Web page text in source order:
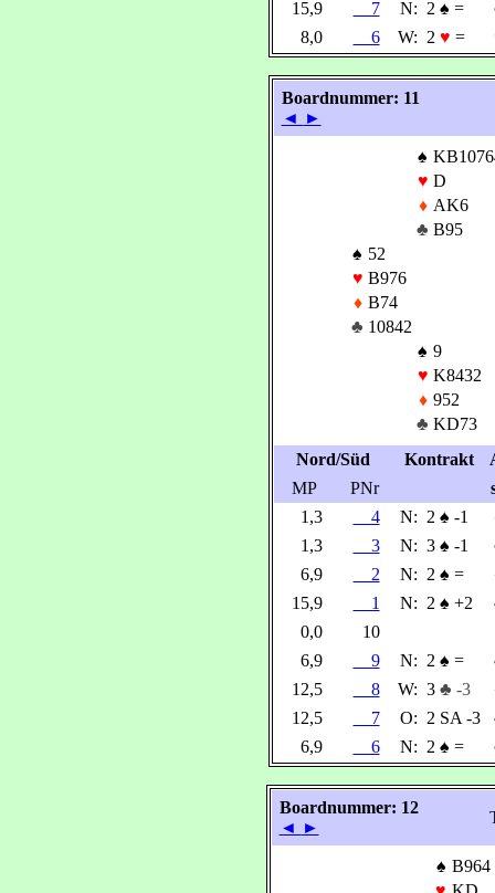
15,9
7 N: 2 ♠ =
8,0
6 W: 2 ♥ =
Boardnummer: 11
◄ ►
♠
♥ D
♦ AK6
♣ B95
♠ 52
♥ B976
♦ B74
♣ 10842
♠ 9
♥ K8432
♦ 952
♣ KD73
Nord/Süd
Kontrakt
MP
PNr
1,3
4 N: 2 ♠ -1
1,3
3 N: 3 ♠ -1
6,9
2 N: 2 ♠ =
15,9
1 N: 2 ♠ +2
0,0
10
6,9
9 N: 2 ♠ =
12,5
8 W: 3 ♣ -3
12,5
7 O: 2 SA -3
6,9
6 N: 2 ♠ =
Boardnummer: 12
◄ ►
♠ B964